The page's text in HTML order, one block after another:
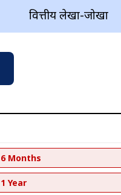
वित्तीय लेखा-जोखा
6 Months
1 Year